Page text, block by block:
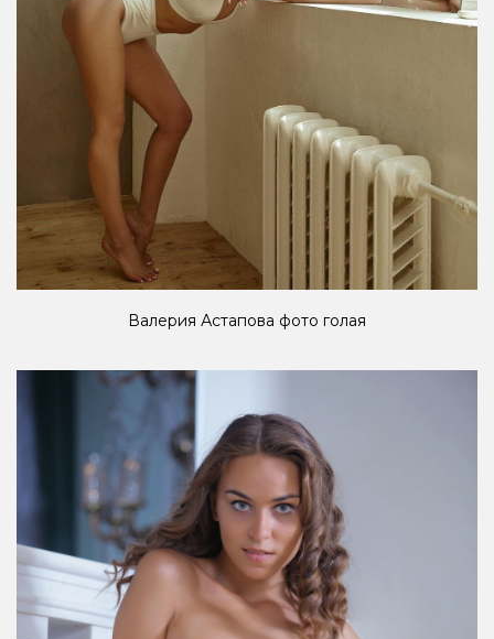
Валерия Астапова фото голая